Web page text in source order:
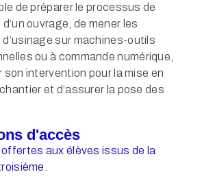
de préparer le processus de
ouvrage, de mener les
sur machines-outils
ou à commande numérique,
son intervention pour la mise en
et d’assurer la pose des
d'accès
offertes aux élèves issus de la